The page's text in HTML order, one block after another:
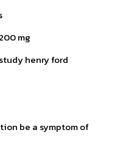
mg
henry ford
be a symptom of